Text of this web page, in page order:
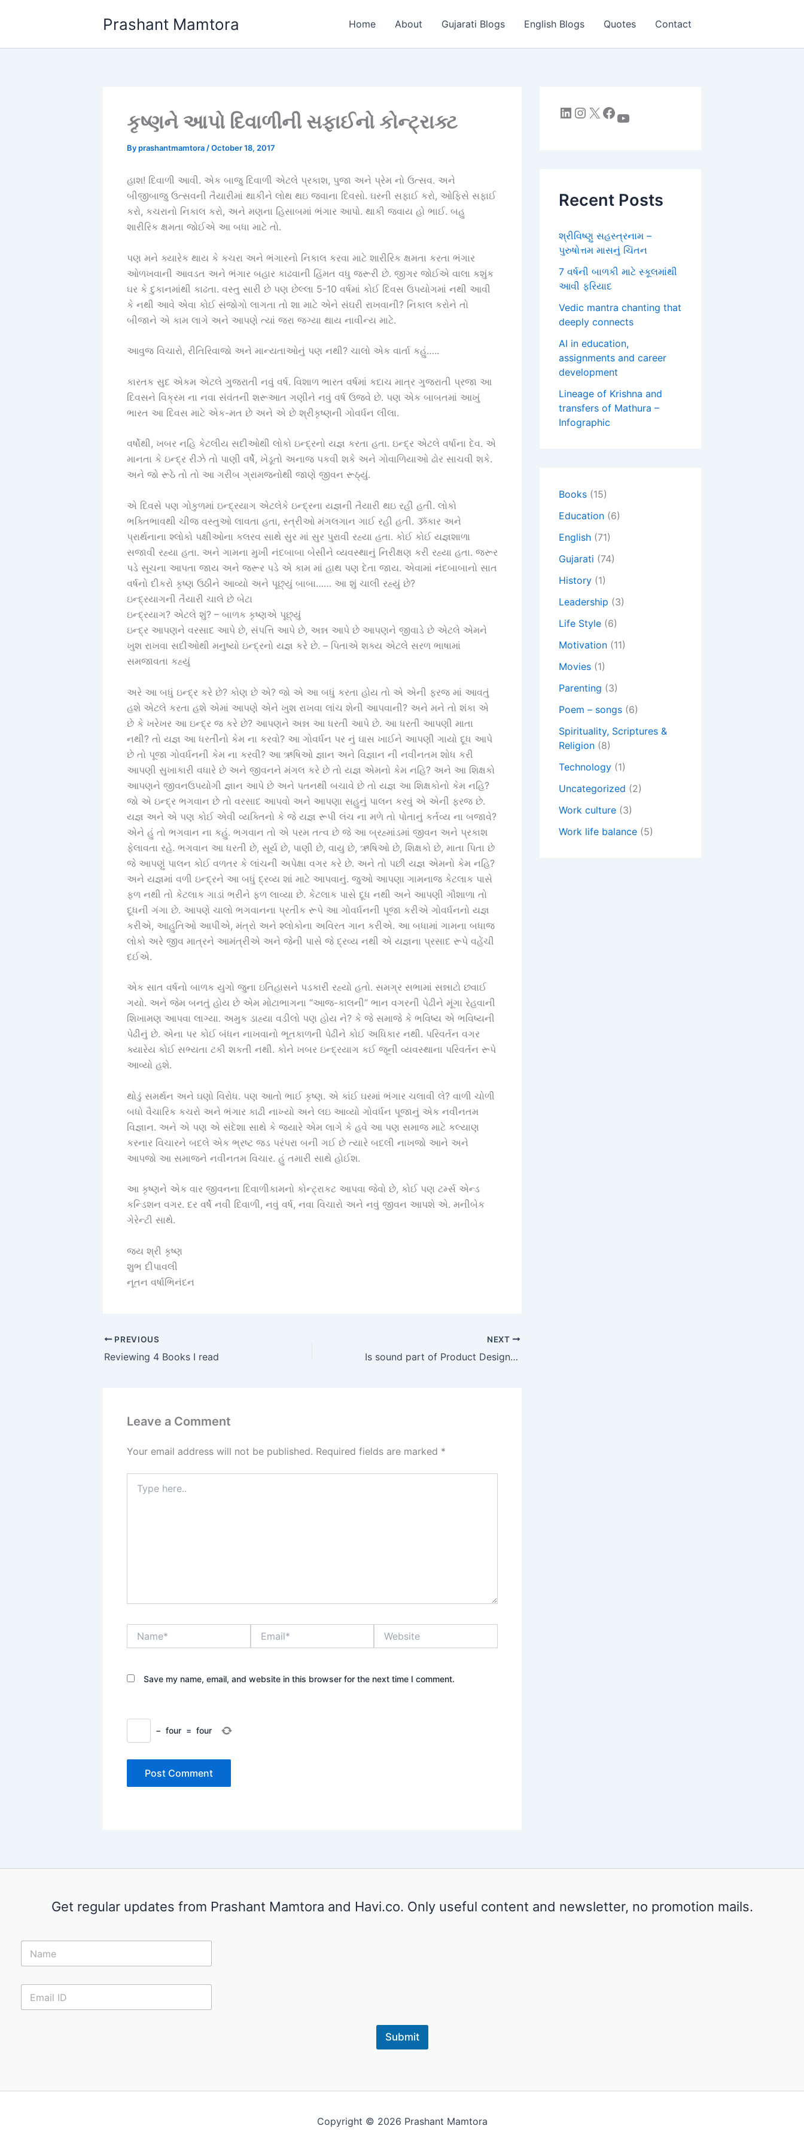
Prashant Mamtora Home About Gujarati Blogs English Blogs Quotes Contact
કૃષ્ણને આપો દિવાળીની સફાઈનો કોન્ટ્રાક્ટ
Byprashantmamtora /October 18, 2017
હાશ! દિવાળી આવી. એક બાજુ દિવાળી એટલે પ્રકાશ, પુજા અને પ્રેમ નો ઉત્સવ. અને
બીજીબાજુ ઉત્સવની તૈયારીમાં થાકીને લોથ થઇ જવાના દિવસો. ઘરની સફાઈ કરો, ઓફિસે સફાઈ
કરો, કચરાનો નિકાલ કરો, અને મણના હિસાબમાં ભંગાર આપો. થાકી જવાય હો ભાઈ. બહુ
શારીરિક ક્ષમતા જોઈએ આ બધા માટે તો.
પણ મને ક્યારેક થાય કે કચરા અને ભંગારનો નિકાલ કરવા માટે શારીરિક ક્ષમતા કરતા ભંગાર
ઓળખવાની આવડત અને ભંગાર બહાર કાઢવાની હિંમત વધુ જરૂરી છે. જીગર જોઈએ વાલા કશુંક
ઘર કે દુકાનમાંથી કાઢતા. વસ્તુ સારી છે પણ છેલ્લા 5-10 વર્ષમાં કોઈ દિવસ ઉપયોગમાં નથી આવી
કે નથી આવે એવા કોઈ સંજોગો લાગતા તો શા માટે એને સંઘરી રાખવાની? નિકાલ કરોને તો
બીજાને એ કામ લાગે અને આપણે ત્યાં જરા જગ્યા થાય નાવીન્ય માટે.
આવુજ વિચારો, રીતિરિવાજો અને માન્યતાઓનું પણ નથી? ચાલો એક વાર્તા કહું…..
કારતક સુદ એકમ એટલે ગુજરાતી નવું વર્ષ. વિશાળ ભારત વર્ષમાં કદાચ માત્ર ગુજરાતી પ્રજા આ
દિવસને વિક્રમ ના નવા સંવંતની શરૂઆત ગણીને નવું વર્ષ ઉજવે છે. પણ એક બાબતમાં આખું
ભારત આ દિવસ માટે એક-મત છે અને એ છે શ્રીકૃષ્ણની ગોવર્ધન લીલા.
વર્ષોથી, ખબર નહિ કેટલીય સદીઓથી લોકો ઇન્દ્રનો યજ્ઞ કરતા હતા. ઇન્દ્ર એટલે વર્ષાના દેવ. એ
માનતા કે ઇન્દ્ર રીઝે તો પાણી વર્ષે, ખેડૂતો અનાજ પકવી શકે અને ગોવાળિયાઓ ઢોર સાચવી શકે.
અને જો રૂઠે તો તો આ ગરીબ ગ્રામજનોથી જાણે જીવન રૂઠ્યું.
એ દિવસે પણ ગોકુળમાં ઇન્દ્રયાગ એટલેકે ઇન્દ્રના યજ્ઞની તૈયારી થઇ રહી હતી. લોકો
ભક્તિભાવથી ચીજ વસ્તુઓ લાવતા હતા, સ્ત્રીઓ મંગલગાન ગાઈ રહી હતી. ૐકાર અને
પ્રાર્થનાના શ્લોકો પક્ષીઓના કલરવ સાથે સુર માં સુર પુરાવી રહ્યા હતા. કોઈ કોઈ યજ્ઞશાળા
સજાવી રહ્યા હતા. અને ગામના મુખી નંદબાબા બેસીને વ્યવસ્થાનું નિરીક્ષણ કરી રહ્યા હતા. જરૂર
પડે સૂચના આપતા જાય અને જરૂર પડે એ કામ માં હાથ પણ દેતા જાય. એવામાં નંદબાબાનો સાત
વર્ષનો દીકરો કૃષ્ણ ઉઠીને આવ્યો અને પૂછ્યું બાબા…… આ શું ચાલી રહ્યું છે?
ઇન્દ્રયાગની તૈયારી ચાલે છે બેટા
ઇન્દ્રયાગ? એટલે શું? – બાળક કૃષ્ણએ પૂછ્યું
ઇન્દ્ર આપણને વરસાદ આપે છે, સંપત્તિ આપે છે, અન્ન આપે છે આપણને જીવાડે છે એટલે એમને
ખુશ રાખવા સદીઓથી મનુષ્યો ઇન્દ્રનો યજ્ઞ કરે છે. – પિતાએ શક્ય એટલે સરળ ભાષામાં
સમજાવતા કહ્યું
અરે આ બધું ઇન્દ્ર કરે છે? કોણ છે એ? જો એ આ બધું કરતા હોય તો એ એની ફરજ માં આવતું
હશે એટલે કરતા હશે એમાં આપણે એને ખુશ રાખવા લાંચ શેની આપવાની? અને મને તો શંકા એ
છે કે ખરેખર આ ઇન્દ્ર જ કરે છે? આપણને અન્ન આ ધરતી આપે છે. આ ધરતી આપણી માતા
નથી? તો યજ્ઞ આ ધરતીનો કેમ ના કરવો? આ ગોવર્ધન પર નું ઘાસ ખાઈને આપણી ગાયો દૂધ આપે
છે તો પૂજા ગોવર્ધનની કેમ ના કરવી? આ ઋષિઓ જ્ઞાન અને વિજ્ઞાન ની નવીનતમ શોધ કરી
આપણી સુખાકારી વધારે છે અને જીવનને મંગલ કરે છે તો યજ્ઞ એમનો કેમ નહિ? અને આ શિક્ષકો
આપણને જીવનઉપયોગી જ્ઞાન આપે છે અને પતનથી બચાવે છે તો યજ્ઞ આ શિક્ષકોનો કેમ નહિ?
જો એ ઇન્દ્ર ભગવાન છે તો વરસાદ આપવો અને આપણા સહુનું પાલન કરવું એ એની ફરજ છે.
યજ્ઞ અને એ પણ કોઈ એવી વ્યક્તિનો કે જે યજ્ઞ રૂપી લંચ ના મળે તો પોતાનું કર્તવ્ય ના બજાવે?
એને હું તો ભગવાન ના કહું. ભગવાન તો એ પરમ તત્વ છે જે આ બ્રહ્માંડમાં જીવન અને પ્રકાશ
ફેલાવતા રહે. ભગવાન આ ધરતી છે, સૂર્ય છે, પાણી છે, વાયુ છે, ઋષિઓ છે, શિક્ષકો છે, માતા પિતા છે
જે આપણું પાલન કોઈ વળતર કે લાંચની અપેક્ષા વગર કરે છે. અને તો પછી યજ્ઞ એમનો કેમ નહિ?
અને યજ્ઞમાં વળી ઇન્દ્રને આ બધું દ્રવ્ય શાં માટે આપવાનું. જુઓ આપણા ગામનાજ કેટલાક પાસે
ફળ નથી તો કેટલાક ગાડાં ભરીને ફળ લાવ્યા છે. કેટલાક પાસે દૂધ નથી અને આપણી ગૌશાળા તો
દૂધની ગંગા છે. આપણે ચાલો ભગવાનના પ્રતીક રૂપે આ ગોવર્ધનની પૂજા કરીએ ગોવર્ધનનો યજ્ઞ
કરીએ, આહુતિઓ આપીએ, મંત્રો અને શ્લોકોના અવિરત ગાન કરીએ. આ બધામાં ગામના બધાજ
લોકો અરે જીવ માત્રને આમંત્રીએ અને જેની પાસે જે દ્રવ્ય નથી એ યજ્ઞના પ્રસાદ રૂપે વહેંચી
દઈએ.
એક સાત વર્ષનો બાળક યુગો જુના ઇતિહાસને પડકારી રહ્યો હતો. સમગ્ર સભામાં સન્નાટો છવાઈ
ગયો. અને જેમ બનતું હોય છે એમ મોટાભાગના “આજ-કાલની” ભાન વગરની પેઢીને મૂંગા રેહવાની
શિખામણ આપવા લાગ્યા. અમુક ડાહ્યા વડીલો પણ હોય ને? કે જે સમાજે કે ભવિષ્ય એ ભવિષ્યની
પેઢીનું છે. એના પર કોઈ બંધન નાખવાનો ભૂતકાળની પેઢીને કોઈ અધિકાર નથી. પરિવર્તન વગર
ક્યારેય કોઈ સભ્યતા ટકી શકતી નથી. કોને ખબર ઇન્દ્રયાગ કઈ જૂની વ્યવસ્થાના પરિવર્તન રૂપે
આવ્યો હશે.
થોડું સમર્થન અને ઘણો વિરોધ. પણ આતો ભાઈ કૃષ્ણ. એ કાંઈ ઘરમાં ભંગાર ચલાવી લે? વાળી ચોળી
બધો વૈચારિક કચરો અને ભંગાર કાઢી નાખ્યો અને લઇ આવ્યો ગોવર્ધન પૂજાનું એક નવીનતમ
વિજ્ઞાન. અને એ પણ એ સંદેશા સાથે કે જ્યારે એમ લાગે કે હવે આ પણ સમાજ માટે કલ્યાણ
કરનાર વિચારને બદલે એક ભ્રષ્ટ જડ પરંપરા બની ગઈ છે ત્યારે બદલી નાખજો આને અને
આપજો આ સમાજને નવીનતમ વિચાર. હું તમારી સાથે હોઈશ.
આ કૃષ્ણને એક વાર જીવનના દિવાળીકામનો કોન્ટ્રાકટ આપવા જેવો છે, કોઈ પણ ટર્મ્સ એન્ડ
કન્ડિશન વગર. દર વર્ષે નવી દિવાળી, નવું વર્ષ, નવા વિચારો અને નવું જીવન આપશે એ. મનીબેક
ગેરેન્ટી સાથે.
જય શ્રી કૃષ્ણ
શુભ દીપાવલી
નૂતન વર્ષાભિનંદન
PREVIOUS
Reviewing 4 Books I read
NEXT
Is sound part of Product Design? Check this case
Leave a Comment
Your email address will not be published. Required fields are marked *
here..
Save my name, email, and website in this browser for the next time I comment.
− four = four
LinkedIn Instagram X Facebook YouTube
Recent Posts
શ્રીવિષ્ણુ સહસ્ત્રનામ –
પુરુષોત્તમ માસનું ચિંતન
7 વર્ષની બાળકી માટે સ્કૂલમાંથી
આવી ફરિયાદ
Vedic mantra chanting that
deeply connects
AI in education,
assignments and career
development
Lineage of Krishna and
transfers of Mathura –
Infographic
Books (15)
Education (6)
English (71)
Gujarati (74)
History (1)
Leadership (3)
Life Style (6)
Motivation (11)
Movies (1)
Parenting (3)
Poem – songs (6)
Spirituality, Scriptures &
Religion (8)
Technology (1)
Uncategorized (2)
Work culture (3)
Work life balance (5)
Get regular updates from Prashant Mamtora and Havi.co. Only useful content and newsletter, no promotion mails.
N
m
l
N
a
E
a
Submit
Copyright © 2026 Prashant Mamtora